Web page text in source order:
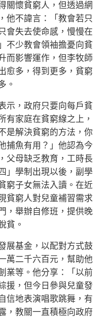
懷貧窮人，但透過網
他不諱言：「教會若只
會失去使命感，慢慢在
不少教會領袖擔憂向貧
而影響運作，但李牧師
愈多，得到更多，貧窮
。
，政府只要向每戶貧
有家庭在貧窮線之上，
是解決貧窮的方法，你
捕魚有用？」他認為今
父母缺乏教育，工時長
」學制出現以後，副學
窮子女無法入讀。在近
貧窮人對兒童補習需求
，舉辦自修班，提供晚
貧。
基金，以配對方式鼓
萬二千六百元，幫助他
業等。他分享：「以前
援，但今日參與兒童發
信地表演唱歌跳舞，有
，教關一直積極向政府